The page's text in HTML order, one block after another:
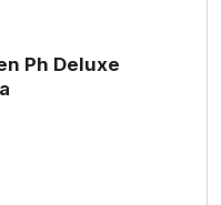
Ph Deluxe